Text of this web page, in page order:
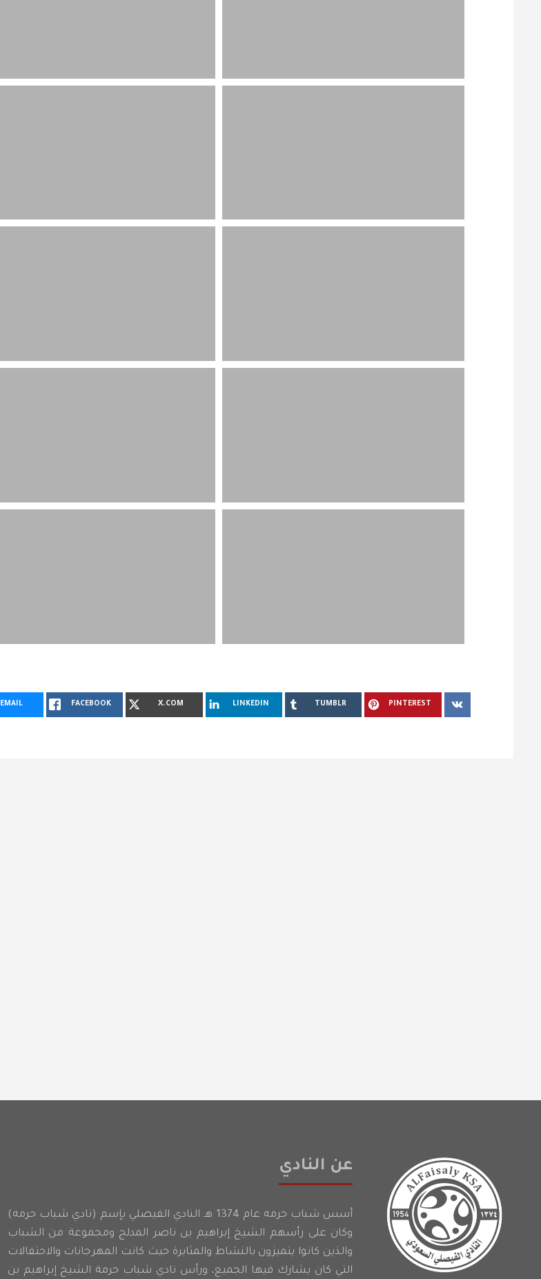
EMAIL FACEBOOK X.COM LINKEDIN TUMBLR PINTEREST
عن النادي
أسس شباب حرمه عام 1374 هـ النادي الفيصلي بإسم (نادي شباب حرمه)
وكان على رأسهم الشيخ إبراهيم بن ناصر المدلج ومجموعة من الشباب
والذين كانوا يتميزون بالنشاط والمثابرة حيث كانت المهرجانات والاحتفالات
التي كان يشارك فيها الجميع، ورأس نادي شباب حرمة الشيخ إبراهيم بن